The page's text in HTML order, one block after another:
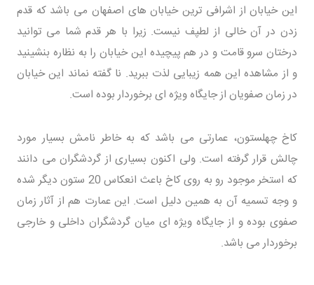
این خیابان از اشرافی ترین خیابان های اصفهان می باشد که قدم
زدن در آن خالی از لطپف نیست. زیرا با هر قدم شما می توانید
درختان سرو قامت و در هم پیچیده این خیابان را به نظاره بنشینید
و از مشاهده این همه زیبایی لذت ببرید. نا گفته نماند این خیابان
در زمان صفویان از جایگاه ویژه ای برخوردار بوده است.
کاخ چهلستون، عمارتی می باشد که به خاطر نامش بسیار مورد
چالش قرار گرفته است. ولی اکنون بسیاری از گردشگران می دانند
که استخر موجود رو به روی کاخ باعث انعکاس 20 ستون دیگر شده
و وجه تسمیه آن به همین دلیل است. این عمارت هم از آثار زمان
صفوی بوده و از جایگاه ویژه ای میان گردشگران داخلی و خارجی
برخوردار می باشد.